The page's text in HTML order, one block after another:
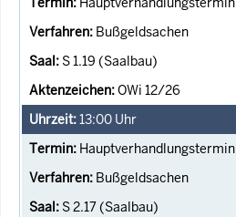
Bußgeldsachen
S 1.19 (Saalbau)
OWi 12/26
13:00 Uhr
Hauptverhandlungstermin
Bußgeldsachen
S 2.17 (Saalbau)